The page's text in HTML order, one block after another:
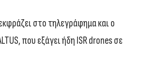
στο τηλεγράφημα και ο
που εξάγει ήδη ISR drones σε